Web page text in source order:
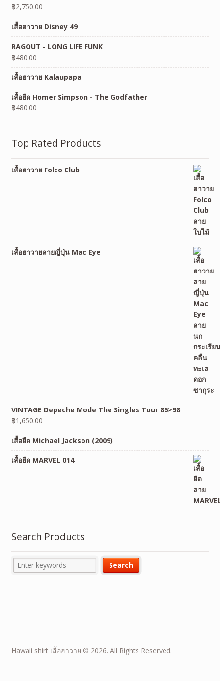
฿2,750.00
เสื้อฮาวาย Disney 49
RAGOUT - LONG LIFE FUNK
฿480.00
เสื้อฮาวาย Kalaupapa
เสื้อยืด Homer Simpson - The Godfather
฿480.00
Top Rated Products
เสื้อฮาวาย Folco Club
เสื้อฮาวายลายญี่ปุ่น Mac Eye
VINTAGE Depeche Mode The Singles Tour 86>98
฿1,650.00
เสื้อยืด Michael Jackson (2009)
เสื้อยืด MARVEL 014
Search Products
Hawaii shirt เสื้อฮาวาย © 2026. All Rights Reserved.